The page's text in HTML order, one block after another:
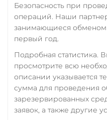
Tornado Cash (TORN)
Tron (TRX)
TrueUSD (TUSD)
ERC20 TRC20 BEP
TRUMP
UMA
Uniswap (UNI)
Элкарт KGS
Безопасность при
операций. Наши
занимающиеся обменом
первый год.
Подробная статистика.
просмотрите всю
описании указывается
сумма для проведения
зарезервированных
заявок, а также другие